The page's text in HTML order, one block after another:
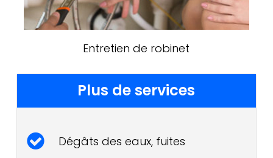
Entretien de robinet
Plus de services
Dégâts des eaux, fuites